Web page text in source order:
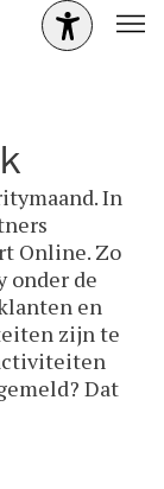
In
Online. Zo
onder de
en
zijn te
Dat